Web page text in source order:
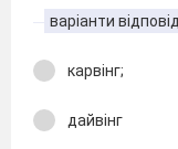
варіанти
карвінг;
дайвінг